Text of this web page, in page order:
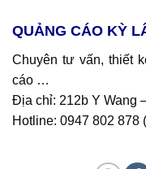
QUẢNG CÁO KỲ
Chuyên tư vấn, thiết
cáo …
Địa chỉ: 212b Y Wang
Hotline: 0947 802 878 (